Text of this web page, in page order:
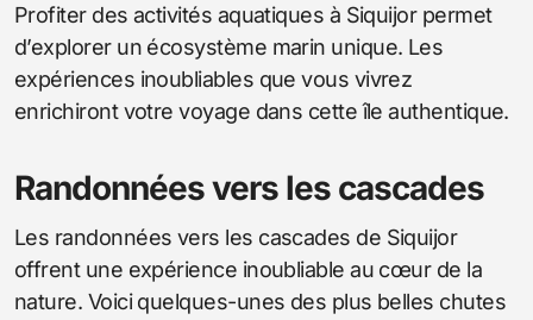
Profiter des activités aquatiques à Siquijor permet
d’explorer un écosystème marin unique. Les
expériences inoubliables que vous vivrez
enrichiront votre voyage dans cette île authentique.
Randonnées vers les cascades
Les randonnées vers les cascades de Siquijor
offrent une expérience inoubliable au cœur de la
nature. Voici quelques-unes des plus belles chutes